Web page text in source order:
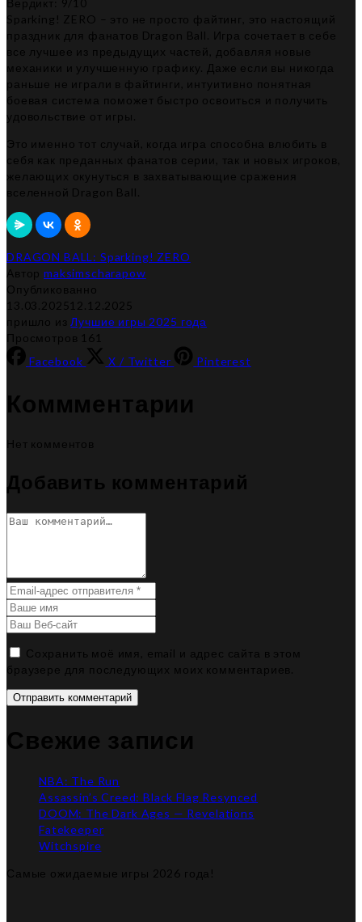
Sparking! ZERO – это не просто файтинг, это настоящий
праздник для фанатов Dragon Ball. Игра сочетает в себе
все лучшее из предыдущих частей, добавляя новые
механики и улучшенную графику. Даже если вы никогда
раньше не играли в файтинги, интуитивно понятная
боевая система поможет быстро освоиться и получить
удовольствие от игры.
Это именно тот случай, когда игра способна влюбить в
себя как преданных фанатов серии, так и новых игроков,
желающих окунуться в захватывающие сражения
вселенной Dragon Ball.
DRAGON BALL: Sparking! ZERO
Авторmaksimscharapow
Опубликованно
13.03.2025 12.12.2025
пришло изЛучшие игры 2025 года
Просмотров 161
Facebook
X / Twitter Pinterest
Коммментарии
Нет комментов
Добавить комментарий
Сохранить моё имя, email и адрес сайта в этом
браузере для последующих моих комментариев.
Отправить комментарий
Свежие записи
NBA: The Run
Assassin’s Creed: Black Flag Resynced
DOOM: The Dark Ages — Revelations
Fatekeeper
Witchspire
Самые ожидаемые игры 2026 года!